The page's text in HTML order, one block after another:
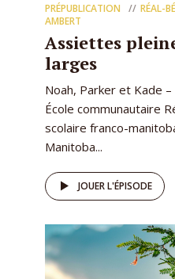
PRÉPUBLICATION
RÉAL-
AMBERT
Assiettes
larges
Noah, Parker et Kade
École communautaire
scolaire franco-
Manitoba...
JOUER L'ÉPISODE